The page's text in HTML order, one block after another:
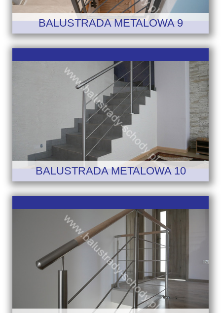
BALUSTRADA METALOWA 9
BALUSTRADA METALOWA 10